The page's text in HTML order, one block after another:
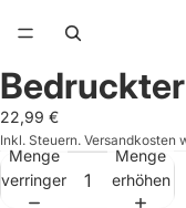
Bild
im
Vollbildmodus
öffnen
Bild
im
Vollbildmodus
öffnen
Bild
im
Vollbildmodus
öffnen
Bild
im
Vollbildmodus
öffnen
Bild
im
Vollbildmodus
öffnen
22,99 €
Inkl. Steuern. Versandkosten
Menge
verringern
Menge
erhöhen